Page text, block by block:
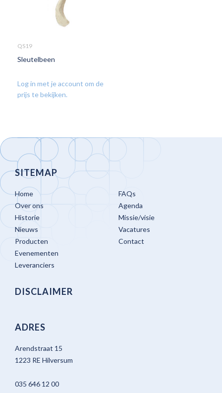
QS19
Sleutelbeen
Log in met je account om de
prijs te bekijken.
SITEMAP
Home
Over ons
Historie
Nieuws
Producten
Evenementen
Leveranciers
FAQs
Agenda
Missie/visie
Vacatures
Contact
DISCLAIMER
ADRES
Arendstraat 15
1223 RE Hilversum
035 646 12 00